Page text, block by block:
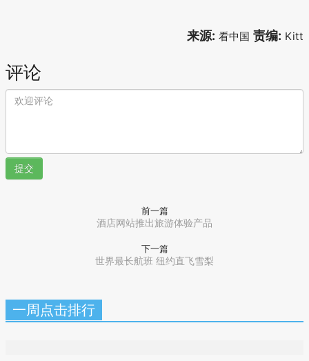
来源: 看中国 责编: Kitt
评论
提交
前一篇
酒店网站推出旅游体验产品
下一篇
世界最长航班 纽约直飞雪梨
一周点击排行